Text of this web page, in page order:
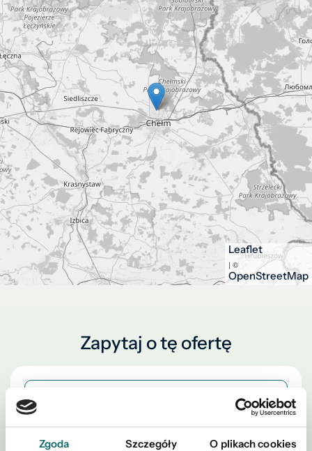
Zgoda Szczegóły O plikach cookies
Leaflet
| ©
OpenStreetMap
Zapytaj o tę ofertę